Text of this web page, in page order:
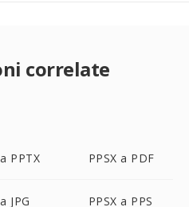
correlate
PPTX PPSX a PDF
JPG PPSX a PPS